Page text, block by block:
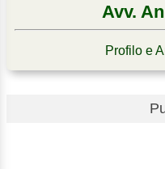
Avv.
Profilo e